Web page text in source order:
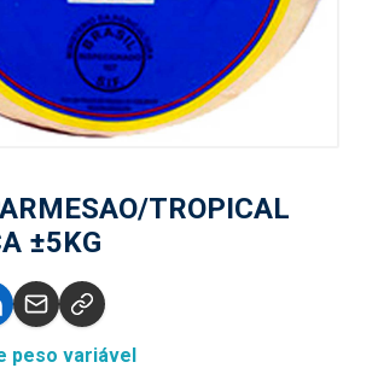
TROPICAL
±5KG
peso variável